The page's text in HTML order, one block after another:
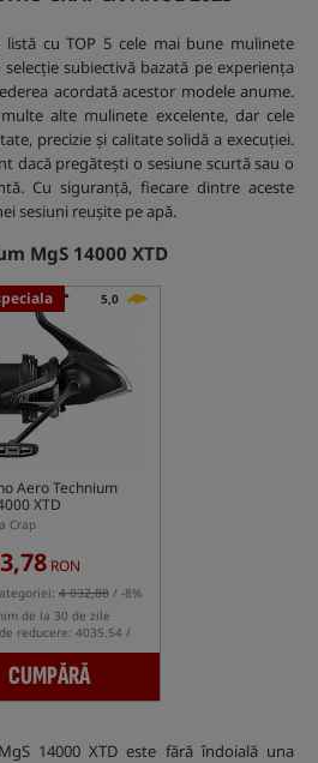
cu TOP 5 cele mai bune mulinete
subiectivă bazată pe experiența
acordată acestor modele anume.
alte mulinete excelente, dar cele
precizie și calitate solidă a execuției.
dacă pregătești o sesiune scurtă sau o
Cu siguranță, fiecare dintre aceste
sesiuni reușite pe apă.
MgS 14000 XTD
5,0
Aero Technium
XTD
Crap
RON
4 032,88 / -8%
de la 30 de zile
reducere: 4035.54 /
CUMPĂRĂ
14000 XTD este fără îndoială una